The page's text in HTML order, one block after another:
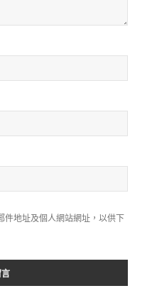
件地址及個人網站網址，以供下